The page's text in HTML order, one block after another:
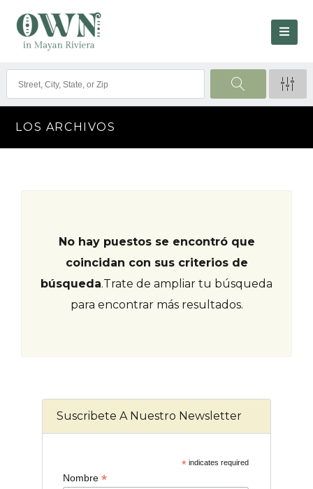
LOS ARCHIVOS
No hay puestos se encontró que
coincidan con sus criterios de
búsqueda.Trate de ampliar tu búsqueda
para encontrar más resultados.
Suscribete A Nuestro Newsletter
*indicates required
Nombre *